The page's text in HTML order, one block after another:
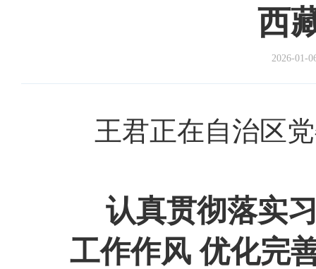
西
2026-01-
王君正在自治区
认真贯彻落实
工作作风 优化完